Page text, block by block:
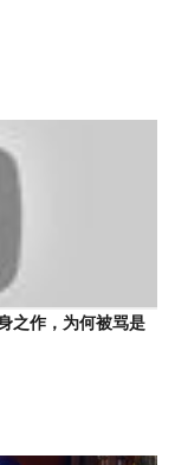
之作，为何被骂是